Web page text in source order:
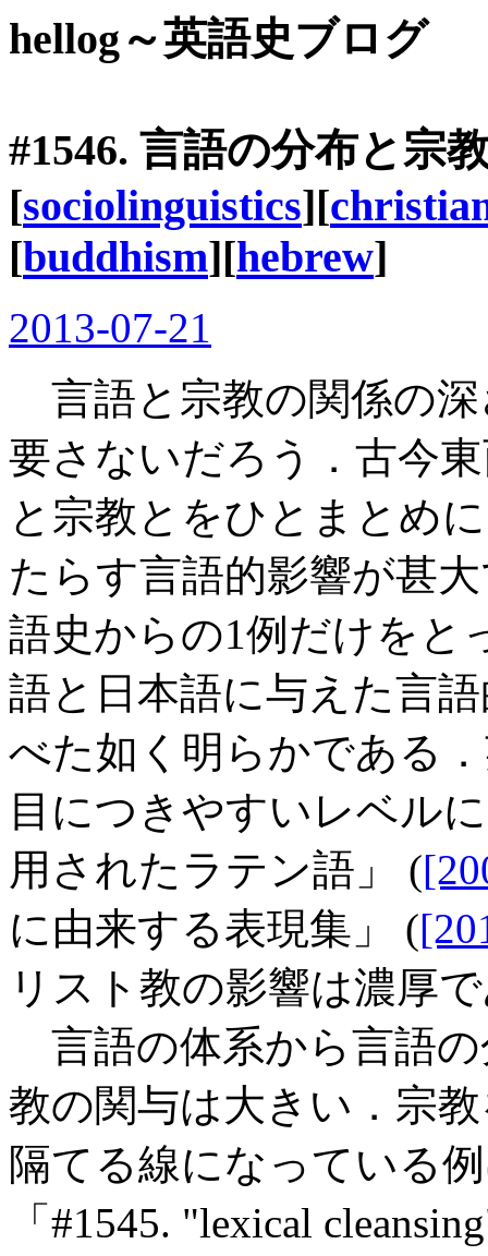
hellog～英語史ブログ
#1546. 言語の分布と宗
[sociolinguistics][
[buddhism][hebrew]
2013-07-21
言語と宗教の関係の
要さないだろう．古今
と宗教とをひとまとめ
たらす言語的影響が甚
語史からの1例だけをと
語と日本語に与えた言
べた如く明らかである
目につきやすいレベル
用されたラテン語」 (
に由来する表現集」 (
リスト教の影響は濃厚
言語の体系から言語
教の関与は大きい．宗
隔てる線になっている
「#1545. "lexical